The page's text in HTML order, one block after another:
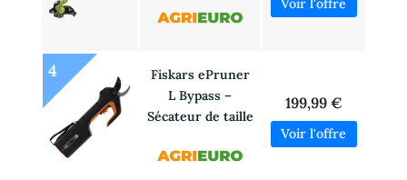
4
Fiskars ePruner
L Bypass –
Sécateur de taille
Diamètre de
199,99 €